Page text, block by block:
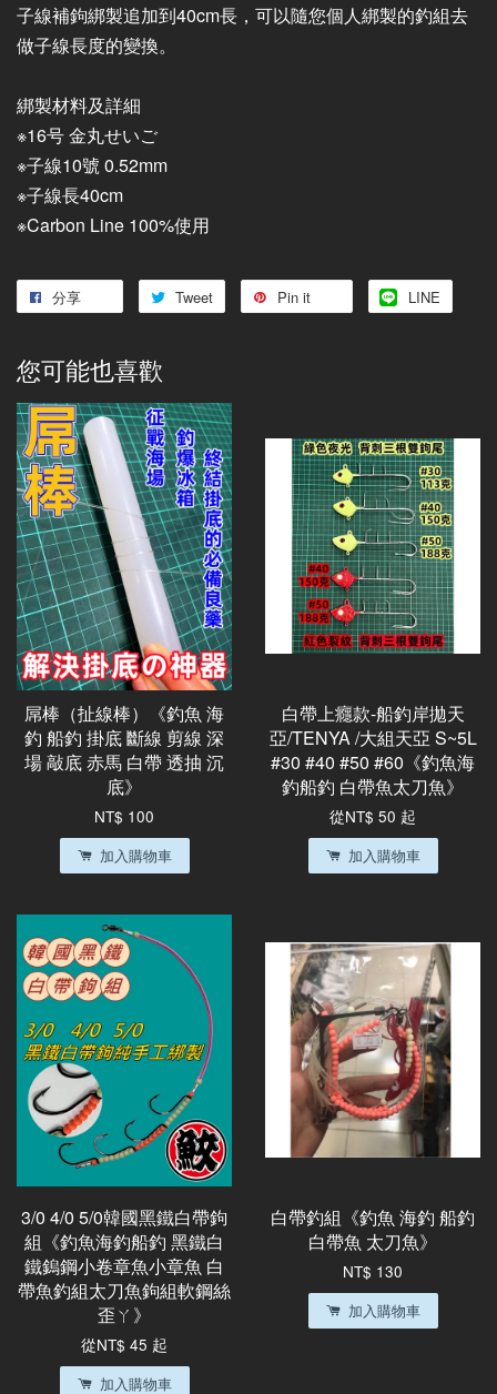
子線補鉤綁製追加到40cm長，可以隨您個人綁製的釣組去
做子線長度的變換。
綁製材料及詳細
※16号 金丸せいご
※子線10號 0.52mm
※子線長40cm
※Carbon Line 100%使用
分享 Tweet Pin it LINE
您可能也喜歡
屌棒（扯線棒）《釣魚 海
釣 船釣 掛底 斷線 剪線 深
場 敲底 赤馬 白帶 透抽 沉
底》
NT$ 100
加入購物車
白帶上癮款-船釣岸拋天
亞/TENYA /大組天亞 S~5L
#30 #40 #50 #60《釣魚海
釣船釣 白帶魚太刀魚》
從NT$ 50 起
加入購物車
3/0 4/0 5/0韓國黑鐵白帶鉤
組《釣魚海釣船釣 黑鐵白
鐵鎢鋼小卷章魚小章魚 白
帶魚釣組太刀魚鉤組軟鋼絲
歪ㄚ》
從NT$ 45 起
加入購物車
白帶釣組《釣魚 海釣 船釣
白帶魚 太刀魚》
NT$ 130
加入購物車